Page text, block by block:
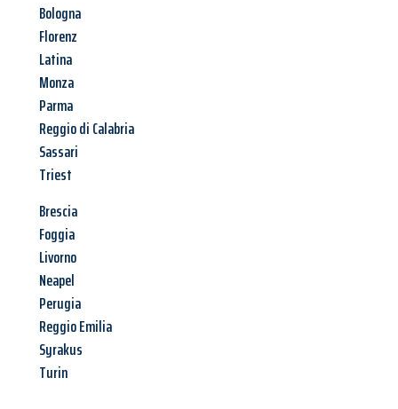
Bologna
Florenz
Latina
Monza
Parma
Reggio di Calabria
Sassari
Triest
Brescia
Foggia
Livorno
Neapel
Perugia
Reggio Emilia
Syrakus
Turin